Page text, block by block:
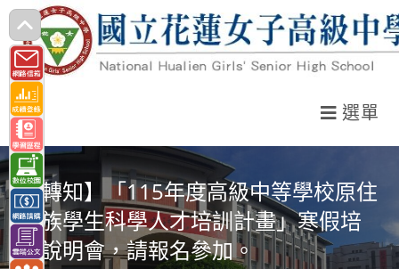
跳
轉
至
主
要
內
容
選單
【轉知】「115年度高級中等學校原住
民族學生科學人才培訓計畫」寒假培
訓說明會，請報名參加。